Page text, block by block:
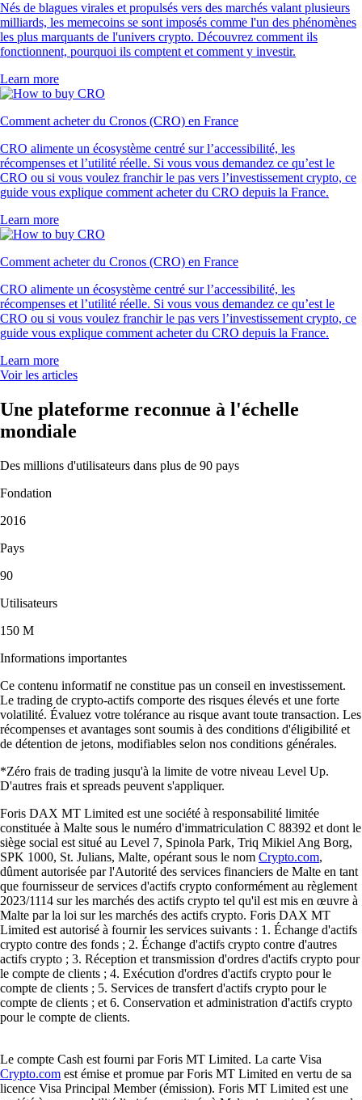
Nés de blagues virales et propulsés vers des marchés valant plusieurs
milliards, les memecoins se sont imposés comme l'un des phénomènes
les plus marquants de l'univers crypto. Découvrez comment ils
fonctionnent, pourquoi ils comptent et comment y investir.
Learn more
Comment acheter du Cronos (CRO) en France
CRO alimente un écosystème centré sur l’accessibilité, les
récompenses et l’utilité réelle. Si vous vous demandez ce qu’est le
CRO ou si vous voulez franchir le pas vers l’investissement crypto, ce
guide vous explique comment acheter du CRO depuis la France.
Learn more
Comment acheter du Cronos (CRO) en France
CRO alimente un écosystème centré sur l’accessibilité, les
récompenses et l’utilité réelle. Si vous vous demandez ce qu’est le
CRO ou si vous voulez franchir le pas vers l’investissement crypto, ce
guide vous explique comment acheter du CRO depuis la France.
Learn more
Voir les articles
Une plateforme reconnue à l'échelle
mondiale
Des millions d'utilisateurs dans plus de 90 pays
Fondation
2016
Pays
90
Utilisateurs
150 M
Informations importantes
Ce contenu informatif ne constitue pas un conseil en investissement.
Le trading de crypto-actifs comporte des risques élevés et une forte
volatilité. Évaluez votre tolérance au risque avant toute transaction. Les
récompenses et avantages sont soumis à des conditions d'éligibilité et
de détention de jetons, modifiables selon nos conditions générales.
*Zéro frais de trading jusqu'à la limite de votre niveau Level Up.
D'autres frais et spreads peuvent s'appliquer.
Foris DAX MT Limited est une société à responsabilité limitée
constituée à Malte sous le numéro d'immatriculation C 88392 et dont le
siège social est situé au Level 7, Spinola Park, Triq Mikiel Ang Borg,
SPK 1000, St. Julians, Malte, opérant sous le nom Crypto.com,
dûment autorisée par l'Autorité des services financiers de Malte en tant
que fournisseur de services d'actifs crypto conformément au règlement
2023/1114 sur les marchés des actifs crypto tel qu'il est mis en œuvre à
Malte par la loi sur les marchés des actifs crypto. Foris DAX MT
Limited est autorisé à fournir les services suivants : 1. Échange d'actifs
crypto contre des fonds ; 2. Échange d'actifs crypto contre d'autres
actifs crypto ; 3. Réception et transmission d'ordres d'actifs crypto pour
le compte de clients ; 4. Exécution d'ordres d'actifs crypto pour le
compte de clients ; 5. Services de transfert d'actifs crypto pour le
compte de clients ; et 6. Conservation et administration d'actifs crypto
pour le compte de clients.
Le compte Cash est fourni par Foris MT Limited. La carte Visa
Crypto.com est émise et promue par Foris MT Limited en vertu de sa
licence Visa Principal Member (émission). Foris MT Limited est une